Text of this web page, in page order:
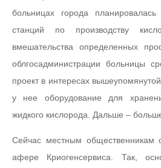
больницах города планировалась
станций по производству
вмешательства определенных
облгосадминистрации больницы
проект в интересах
у нее оборудование для
жидкого кислорода. Дальше –
Сейчас местным общественникам
афере Криогенсервиса. Так,